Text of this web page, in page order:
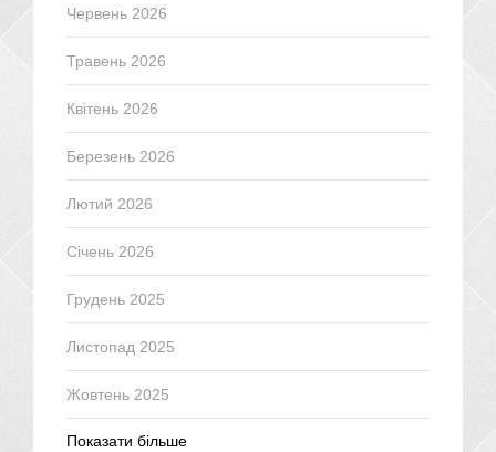
Червень 2026
Травень 2026
Квітень 2026
Березень 2026
Лютий 2026
Січень 2026
Грудень 2025
Листопад 2025
Жовтень 2025
Показати більше